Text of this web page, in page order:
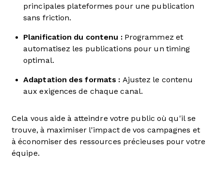
principales plateformes pour une publication
sans friction.
Planification du contenu :Programmez et
automatisez les publications pour un timing
optimal.
Adaptation des formats : Ajustez le contenu
aux exigences de chaque canal.
Cela vous aide à atteindre votre public où qu'il se
trouve, à maximiser l'impact de vos campagnes et
à économiser des ressources précieuses pour votre
équipe.